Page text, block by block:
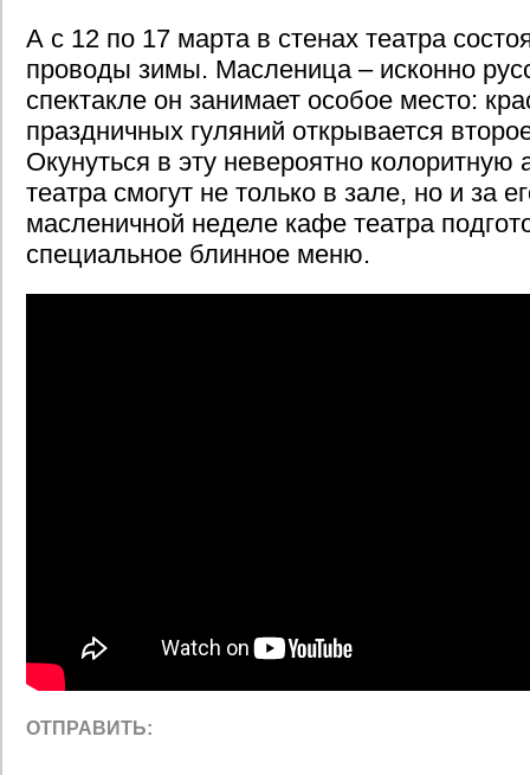
А с 12 по 17 марта в стенах театра
проводы зимы. Масленица – исконно
спектакле он занимает особое место:
праздничных гуляний открывается
Окунуться в эту невероятно колоритную
театра смогут не только в зале, но и за
масленичной неделе кафе театра
специальное блинное меню.
ОТПРАВИТЬ: